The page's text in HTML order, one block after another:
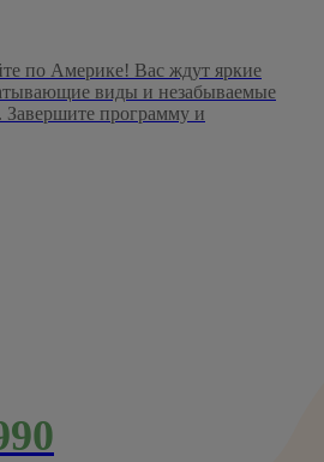
по Америке! Вас ждут яркие
виды и незабываемые
Завершите программу и